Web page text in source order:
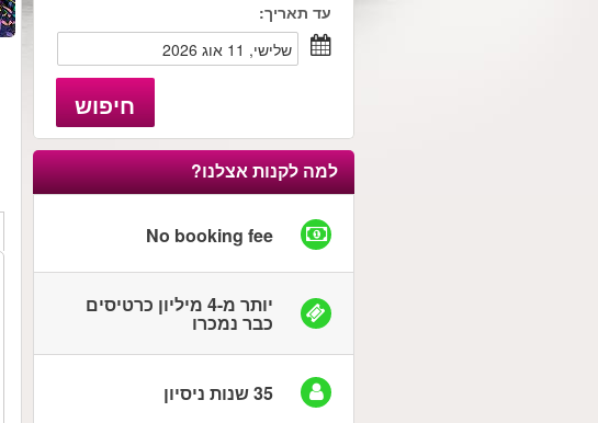
עד תאריך:
שלישי, 11 אוג 2026
חיפוש
למה לקנות אצלנו?
No booking fee
יותר מ-4 מיליון כרטיסים
כבר נמכרו
35 שנות ניסיון